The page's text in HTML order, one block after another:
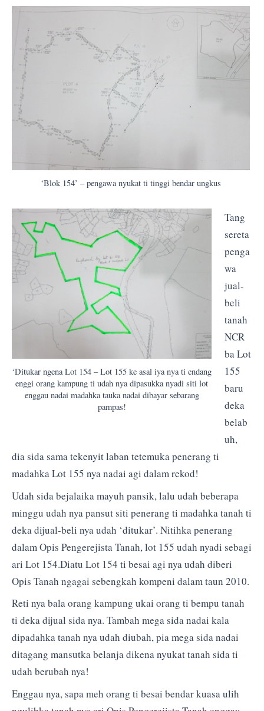
‘Blok 154’ – pengawa nyukat ti tinggi bendar ungkus
‘Ditukar ngena Lot 154 – Lot 155 ke asal iya nya ti endang
enggi orang kampung ti udah nya dipasukka nyadi siti lot
enggau nadai madahka tauka nadai dibayar sebarang
pampas!
Tang
sereta
penga
wa
jual-
beli
tanah
NCR
ba Lot
155
baru
deka
belab
uh,
dia sida sama tekenyit laban tetemuka penerang ti
madahka Lot 155 nya nadai agi dalam rekod!
Udah sida bejalaika mayuh pansik, lalu udah beberapa
minggu udah nya pansut siti penerang ti madahka tanah ti
deka dijual-beli nya udah ‘ditukar’. Nitihka penerang
dalam Opis Pengerejista Tanah, lot 155 udah nyadi sebagi
ari Lot 154.Diatu Lot 154 ti besai agi nya udah diberi
Opis Tanah ngagai sebengkah kompeni dalam taun 2010.
Reti nya bala orang kampung ukai orang ti bempu tanah
ti deka dijual sida nya. Tambah mega sida nadai kala
dipadahka tanah nya udah diubah, pia mega sida nadai
ditagang mansutka belanja dikena nyukat tanah sida ti
udah berubah nya!
Enggau nya, sapa meh orang ti besai bendar kuasa ulih